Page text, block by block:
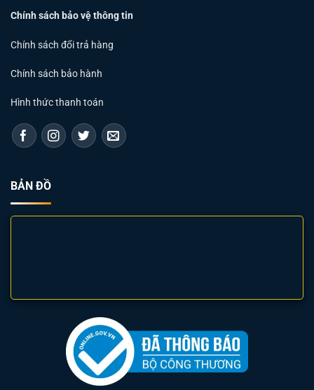
Chính sách bảo vệ thông tin
Chính sách đổi trả hàng
Chính sách bảo hành
Hình thức thanh toán
BẢN ĐỒ